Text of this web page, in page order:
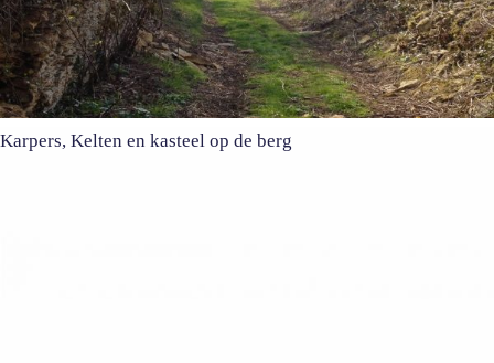
Karpers, Kelten en kasteel op de berg